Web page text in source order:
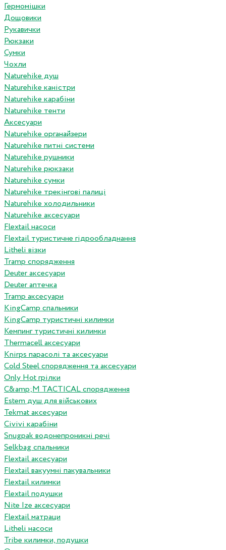
Гермомішки
Дощовики
Рукавички
Рюкзаки
Сумки
Чохли
Naturehike душ
Naturehike каністри
Naturehike карабіни
Naturehike тенти
Аксесуари
Naturehike органайзери
Naturehike питні системи
Naturehike рушники
Naturehike рюкзаки
Naturehike сумки
Naturehike трекінгові палиці
Naturehike холодильники
Naturehike аксесуари
Flextail насоси
Flextail туристичне гідрообладнання
Litheli візки
Tramp спорядження
Deuter аксесуари
Deuter аптечка
Tramp аксесуари
KingCamp спальники
KingCamp туристичні килимки
Кемпинг туристичні килимки
Thermacell аксесуари
Knirps парасолі та аксесуари
Cold Steel спорядження та аксесуари
Only Hot грілки
C&amp;M TACTICAL спорядження
Estem душ для військових
Tekmat аксесуари
Сivivi карабіни
Snugpak водонепроникні речі
Selkbag спальники
Flextail аксесуари
Flextail вакуумні пакувальники
Flextail килимки
Flextail подушки
Nite Ize аксесуари
Flextail матраци
Litheli насоси
Tribe килимки, подушки